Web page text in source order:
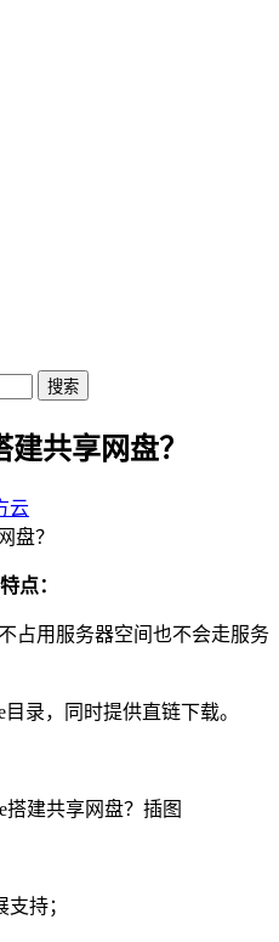
共享网盘？
云
点：
用服务器空间也不会走服务
录，同时提供直链下载。
持；